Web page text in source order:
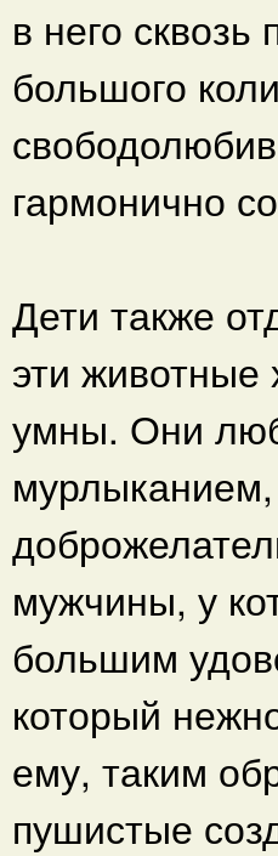
в него
большого
гармонично
Дети также
эти животные
умны. Они
мужчины, у
большим
который
ему, таким
пушистые